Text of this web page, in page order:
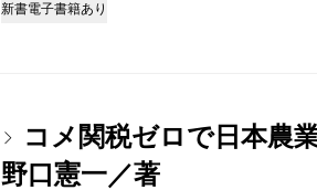
新書電子書籍あり
コメ関税ゼロで日本農
野口憲一／著